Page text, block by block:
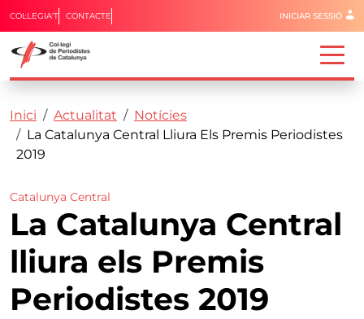
Vés al contingut
Capçalera
COL·LEGIA'T CONTACTE Menú del
INICIAR SESSIÓ
Fil d'ariadna
Inici Actualitat
Notícies
La Catalunya Central Lliura Els Premis Periodistes
2019
Catalunya Central
La Catalunya Central
lliura els Premis
Periodistes 2019